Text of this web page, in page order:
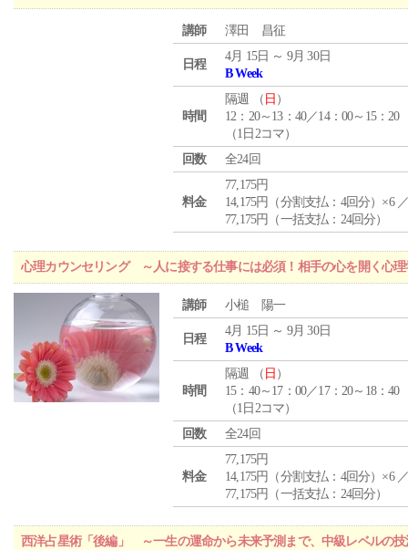
講師 澤田 昌征
日程
4月 15日 ～ 9月 30日
B Week
時間
隔週 （ 日 ）
12：20～13：40／14：00～15：20
（1日2コマ）
回数
全24回
料金
77,175円
14,175円（分割支払：4回分）×6
77,175円（一括支払：24回分）
心理カウンセリング ～人に接する仕事には必須！相手の心を開く心理
講師 小槌 陽一
日程
4月 15日 ～ 9月 30日
B Week
時間
隔週 （ 日 ）
15：40～17：00／17：20～18：40
（1日2コマ）
回数
全24回
料金
77,175円
14,175円（分割支払：4回分）×6
77,175円（一括支払：24回分）
西洋占星術「後編」 ～一生の運命から未来予測まで、中級レベルの技